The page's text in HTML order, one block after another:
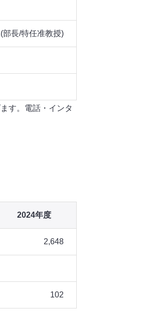
部長/特任准教授)
す。電話・インタ
2024年度
2,648
102